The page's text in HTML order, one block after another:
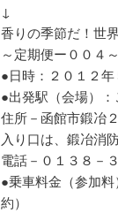
↓
香りの季節だ！世
～定期便ー００４～
●日時：２０１２
●出発駅（会場）
住所－函館市鍛冶
入り口は、鍛冶消
電話－０１３８－
●乗車料金（参加
約）